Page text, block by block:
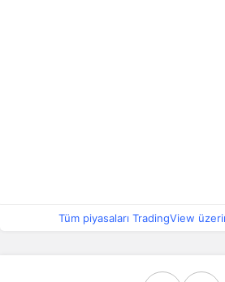
Tüm piyasaları TradingView